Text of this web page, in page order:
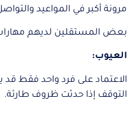
مرونة أكبر في المواعيد
بعض المستقلين لديهم مهارات
العيوب:
الاعتماد على فرد واحد فقط قد
التوقف إذا حدثت ظروف طارئة.